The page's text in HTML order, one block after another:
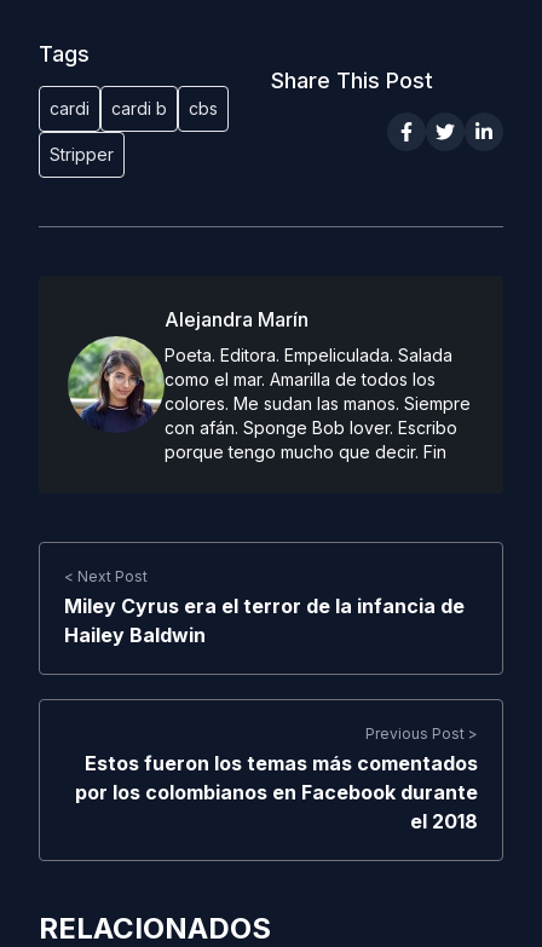
Tags
cardi cardi b cbs
Stripper
Share This Post
Alejandra Marín
Poeta. Editora. Empeliculada. Salada
como el mar. Amarilla de todos los
colores. Me sudan las manos. Siempre
con afán. Sponge Bob lover. Escribo
porque tengo mucho que decir. Fin
< Next Post
Miley Cyrus era el terror de la infancia de
Hailey Baldwin
Previous Post >
Estos fueron los temas más comentados
por los colombianos en Facebook durante
el 2018
RELACIONADOS